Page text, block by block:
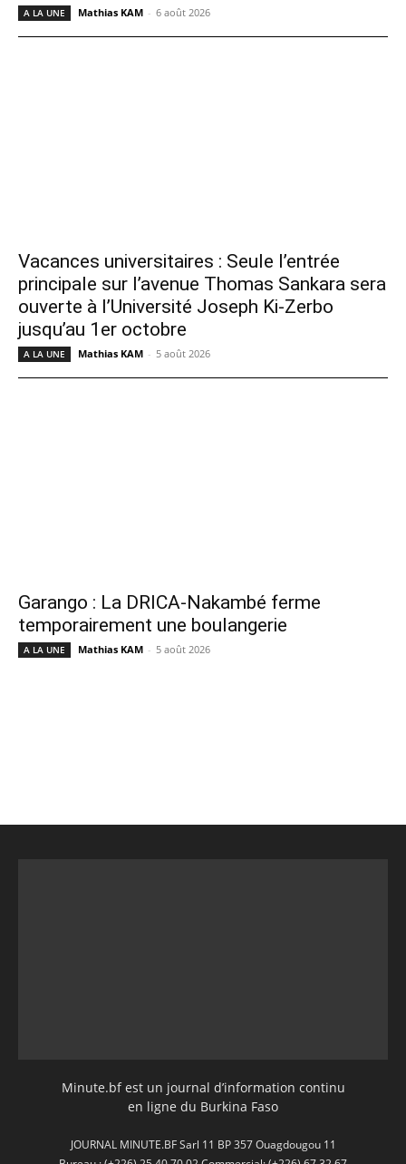
A LA UNE Mathias KAM - 6 août 2026
Vacances universitaires : Seule l’entrée
principale sur l’avenue Thomas Sankara sera
ouverte à l’Université Joseph Ki-Zerbo
jusqu’au 1er octobre
A LA UNE Mathias KAM - 5 août 2026
Garango : La DRICA-Nakambé ferme
temporairement une boulangerie
A LA UNE Mathias KAM - 5 août 2026
Minute.bf est un journal d’information continu
en ligne du Burkina Faso
JOURNAL MINUTE.BF Sarl 11 BP 357 Ouagdougou 11